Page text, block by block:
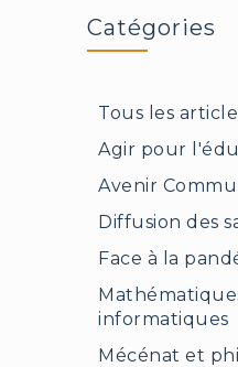
Catégories
Tous les
Agir pour
Avenir
Diffusion des
Face à la
informatiques
Mécénat et